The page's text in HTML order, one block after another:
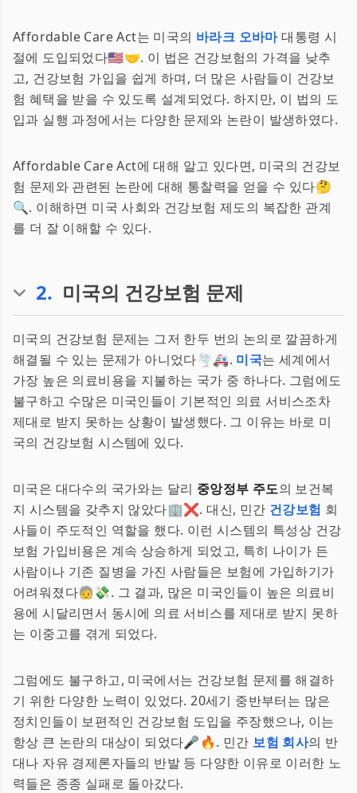
Affordable Care Act는 미국의 바라크 오바마대통령 시
절에 도입되었다🇺🇸🤝. 이 법은 건강보험의 가격을 낮추
고, 건강보험 가입을 쉽게 하며, 더 많은 사람들이 건강보
험 혜택을 받을 수 있도록 설계되었다. 하지만, 이 법의 도
입과 실행 과정에서는 다양한 문제와 논란이 발생하였다.
Affordable Care Act에 대해 알고 있다면, 미국의 건강보
험 문제와 관련된 논란에 대해 통찰력을 얻을 수 있다🤔
🔍. 이해하면 미국 사회와 건강보험 제도의 복잡한 관계
를 더 잘 이해할 수 있다.
2. 미국의 건강보험 문제
미국의 건강보험 문제는 그저 한두 번의 논의로 깔끔하게
해결될 수 있는 문제가 아니었다🌪️🚑. 미국는 세계에서
가장 높은 의료비용을 지불하는 국가 중 하나다. 그럼에도
불구하고 수많은 미국인들이 기본적인 의료 서비스조차
제대로 받지 못하는 상황이 발생했다. 그 이유는 바로 미
국의 건강보험 시스템에 있다.
미국은 대다수의 국가와는 달리 중앙정부 주도의 보건복
지 시스템을 갖추지 않았다🏢❌. 대신, 민간 건강보험 회
사들이 주도적인 역할을 했다. 이런 시스템의 특성상 건강
보험 가입비용은 계속 상승하게 되었고, 특히 나이가 든
사람이나 기존 질병을 가진 사람들은 보험에 가입하기가
어려워졌다🧓💸. 그 결과, 많은 미국인들이 높은 의료비
용에 시달리면서 동시에 의료 서비스를 제대로 받지 못하
는 이중고를 겪게 되었다.
그럼에도 불구하고, 미국에서는 건강보험 문제를 해결하
기 위한 다양한 노력이 있었다. 20세기 중반부터는 많은
정치인들이 보편적인 건강보험 도입을 주장했으나, 이는
항상 큰 논란의 대상이 되었다🎤🔥. 민간 보험 회사의 반
대나 자유 경제론자들의 반발 등 다양한 이유로 이러한 노
력들은 종종 실패로 돌아갔다.